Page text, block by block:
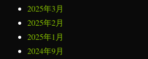
2025年3月
2025年2月
2025年1月
2024年9月